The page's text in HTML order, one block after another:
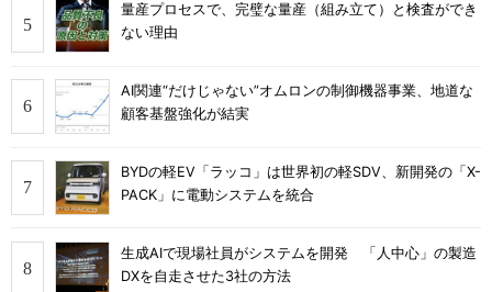
量産プロセスで、完璧な量産（組み立て）と検査ができ
ない理由
AI関連“だけじゃない”オムロンの制御機器事業、地道な
顧客基盤強化が結実
BYDの軽EV「ラッコ」は世界初の軽SDV、新開発の「X-
PACK」に電動システムを統合
生成AIで現場社員がシステムを開発 「人中心」の製造
DXを自走させた3社の方法